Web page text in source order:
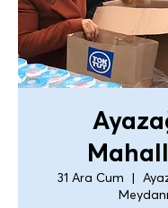
31 Ara Cum
Meydanı